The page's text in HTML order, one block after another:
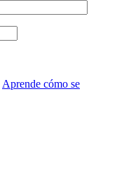
Aprende cómo se